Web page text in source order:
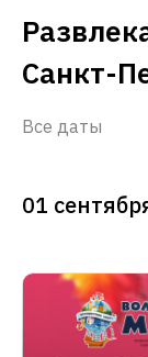
Санкт-
Все даты
01